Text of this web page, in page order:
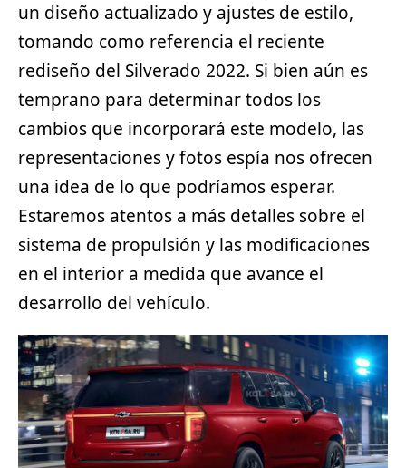
un diseño actualizado y ajustes de estilo,
tomando como referencia el reciente
rediseño del Silverado 2022. Si bien aún es
temprano para determinar todos los
cambios que incorporará este modelo, las
representaciones y fotos espía nos ofrecen
una idea de lo que podríamos esperar.
Estaremos atentos a más detalles sobre el
sistema de propulsión y las modificaciones
en el interior a medida que avance el
desarrollo del vehículo.